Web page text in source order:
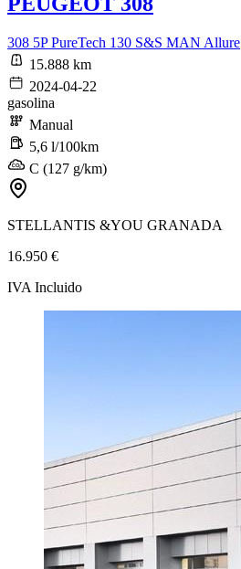
308 5P PureTech 130 S&S MAN Allure
15.888 km
2024-04-22
gasolina
Manual
5,6 l/100km
C (127 g/km)
STELLANTIS &YOU GRANADA
16.950 €
IVA Incluido